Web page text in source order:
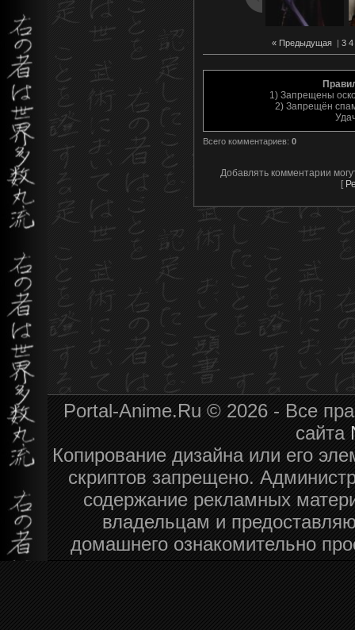
« Предыдущая| 3 4
1) Запрещены
2) Запрещён
Всего комментариев: 0
Добавлять комментарии
[
Portal-Anime.Ru © 2026 - Все
сайта
Копирование дизайна или его
скриптов запрещено.
содержание рекламных
владельцам и
домашнего ознакомительно